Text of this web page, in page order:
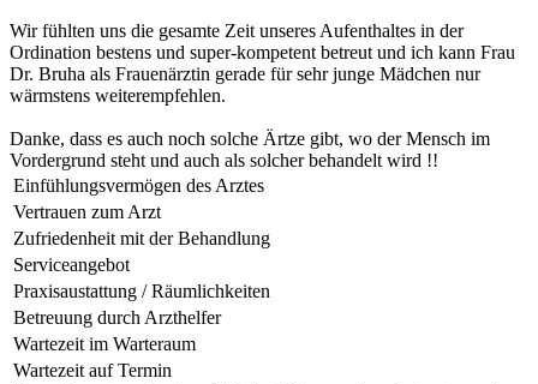
Wir fühlten uns die gesamte Zeit unseres Aufenthaltes in der
Ordination bestens und super-kompetent betreut und ich kann Frau
Dr. Bruha als Frauenärztin gerade für sehr junge Mädchen nur
wärmstens weiterempfehlen.
Danke, dass es auch noch solche Ärtze gibt, wo der Mensch im
Vordergrund steht und auch als solcher behandelt wird !!
Einfühlungsvermögen des Arztes
Vertrauen zum Arzt
Zufriedenheit mit der Behandlung
Serviceangebot
Praxisaustattung / Räumlichkeiten
Betreuung durch Arzthelfer
Wartezeit im Warteraum
Wartezeit auf Termin